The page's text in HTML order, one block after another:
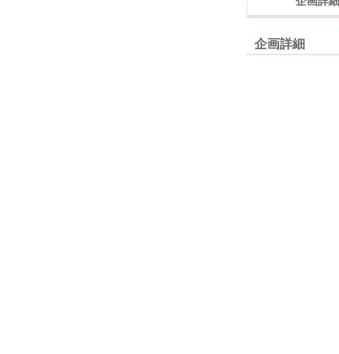
企画詳細